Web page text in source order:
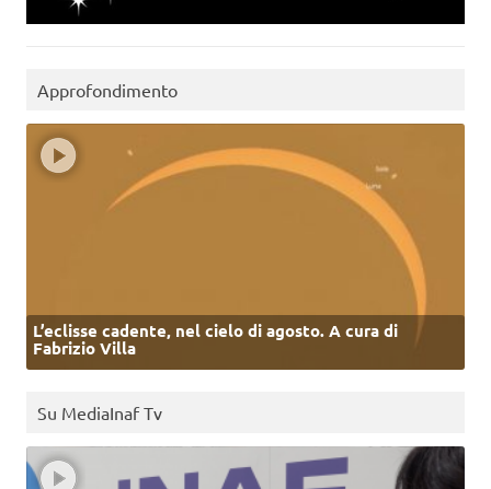
Approfondimento
L’eclisse cadente, nel cielo di agosto. A cura di
Fabrizio Villa
Su MediaInaf Tv